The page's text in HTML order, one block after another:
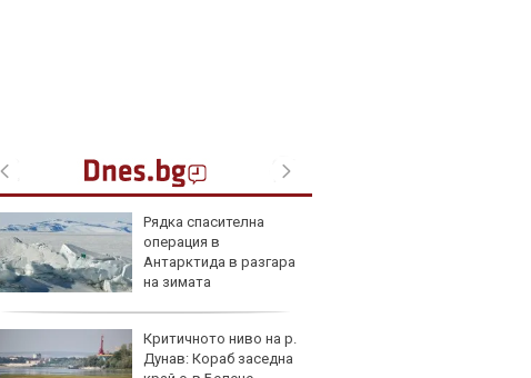
Рядка спасителна
операция в
Антарктида в разгара
на зимата
Критичното ниво на р.
Дунав: Кораб заседна